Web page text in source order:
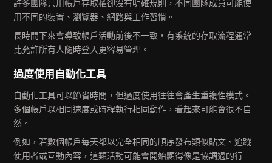
許多團隊共用帳戶存取權卻沒有明確規則，不同團隊成員可能使
用不同的裝置、瀏覽器、網路與工作習慣。
長時間下來會導致帳戶活動前後不一致，有系統的存取流程通常
比允許所有人隨時登入更容易管理。
過度使用自動化工具
自動化工具可以節省時間，但過度使用往往會產生重複性模式。
多個帳戶以相同速度或時程執行相同動作，看起來可能會很不自
然。
例如，若數個帳戶每天都以完全相同的順序發布類似貼文、追蹤
使用者或互動內容，這類活動可能會開始顯得像是協調過的行